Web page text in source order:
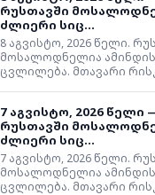
რუსთავში
ძლიერი სიც...
8 აგვისტო, 2026 წელი.
მოსალოდნელია ამინდის
ცვლილება. მთავარი
7 აგვისტო, 2026 წელი
რუსთავში
ძლიერი სიც...
7 აგვისტო, 2026 წელი.
მოსალოდნელია ამინდის
ცვლილება. მთავარი